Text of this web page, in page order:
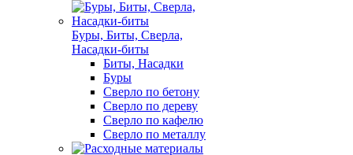
Буры, Биты, Сверла,
Насадки-биты
Биты, Насадки
Буры
Сверло по бетону
Сверло по дереву
Сверло по кафелю
Сверло по металлу